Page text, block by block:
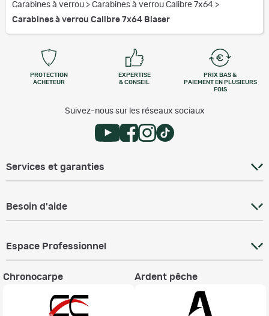
Carabines à verrou > Carabines à verrou Calibre 7x64 >
Carabines à verrou Calibre 7x64 Blaser
PROTECTION
ACHETEUR
EXPERTISE
& CONSEIL
PRIX BAS &
PAIEMENT EN PLUSIEURS
FOIS
Suivez-nous sur les réseaux sociaux
Services et garanties
Besoin d'aide
Espace Professionnel
Chronocarpe Ardent pêche